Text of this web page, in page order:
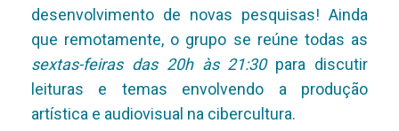
desenvolvimento de novas pesquisas! Ainda
que remotamente, o grupo se reúne todas as
sextas-feiras das 20h às 21:30para discutir
leituras e temas envolvendo a produção
artística e audiovisual na cibercultura.